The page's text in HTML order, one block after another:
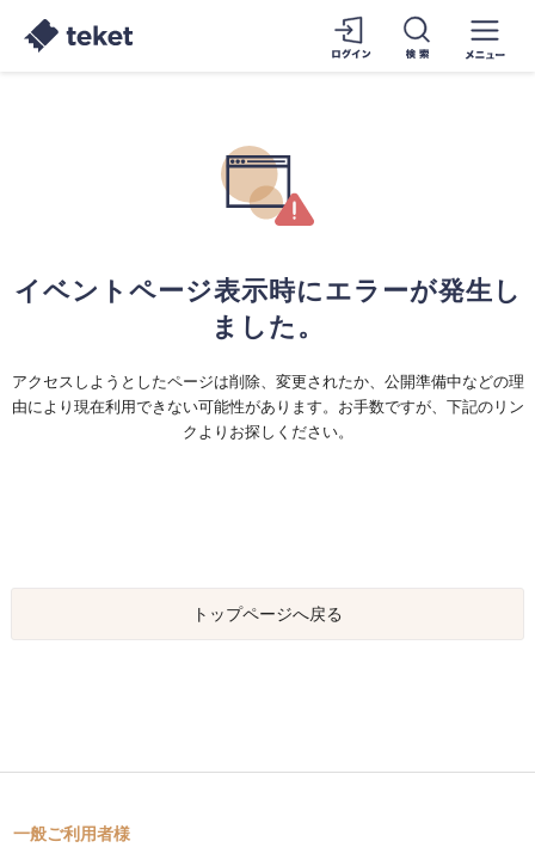
イベントページ表示時にエラーが発生し
ました。
アクセスしようとしたページは削除、変更されたか、公開準備中などの理
由により現在利用できない可能性があります。お手数ですが、下記のリン
クよりお探しください。
トップページへ戻る
一般ご利用者様